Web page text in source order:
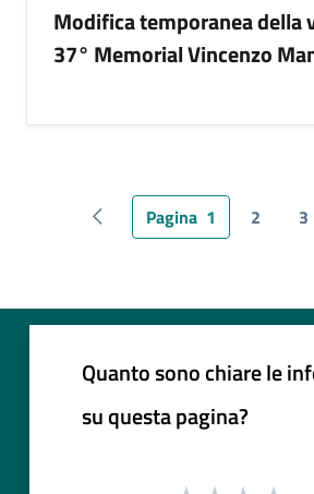
Modifica temporanea della
37° Memorial Vincenzo
Pagina precedente
Pagina 1 2 3
Quanto sono chiare le
su questa pagina?